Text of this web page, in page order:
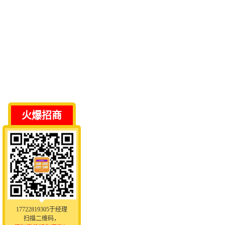
火爆招商
17722819305于经理
扫描二维码，